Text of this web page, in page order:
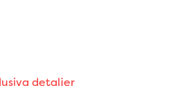
detaljer